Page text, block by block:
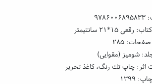
۹۷۸۶۰۰۶۸۹۵۸۳۳
رقعی ۱۵*۲۱ سانتیمتر
صفحات: ۲۸۵
شومیز (مقوایی)
اثر: چاپ تك رنگ، کاغذ تحریر
۱۳۹۹